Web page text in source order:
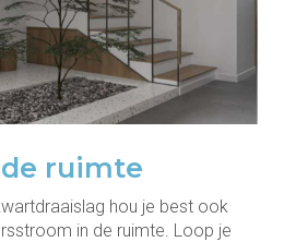
ruimte
hou je best ook
in de ruimte. Loop je